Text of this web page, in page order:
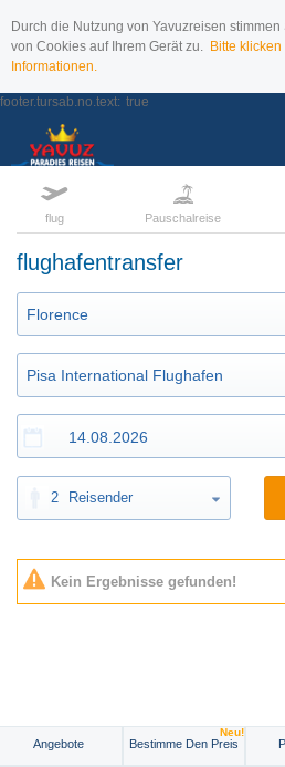
Durch die Nutzung von Yavuzreisen
von Cookies auf Ihrem Gerät zu. Bitte
Informationen.
footer.tursab.no.text: true
flug Pauschalreise
flughafentransfer
2 Reisender
Kein Ergebnisse gefunden!
Angebote Bestimme Den Preis
Neu!